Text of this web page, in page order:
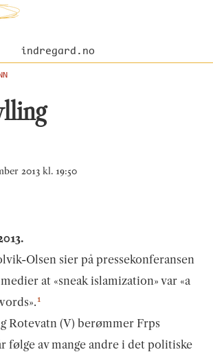
indregard.no
2013 kl. 19:50
Olsen sier på pressekonferansen
at «sneak islamization» var «a
1
Rotevatn (V) berømmer Frps
følge av mange andre i det politiske